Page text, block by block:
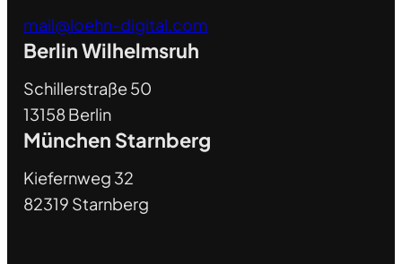
mail@loehn-digital.com
Berlin Wilhelmsruh
Schillerstraße 50
13158 Berlin
München Starnberg
Kiefernweg 32
82319 Starnberg